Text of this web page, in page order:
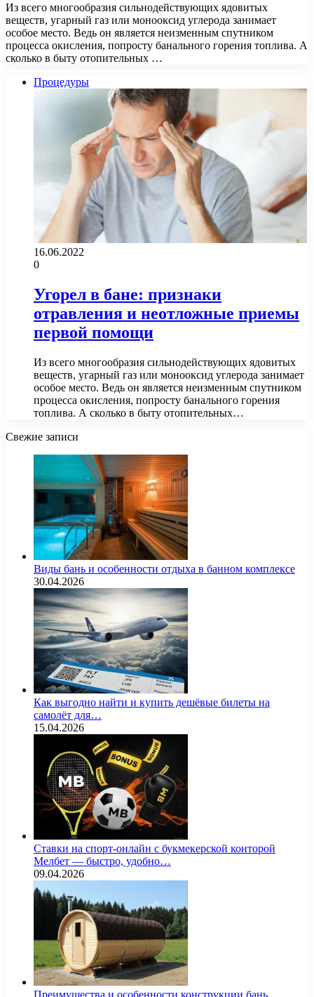
Из всего многообразия сильнодействующих ядовитых
веществ, угарный газ или монооксид углерода занимает
особое место. Ведь он является неизменным спутником
процесса окисления, попросту банального горения топлива. А
сколько в быту отопительных …
Процедуры
16.06.2022
0
Угорел в бане: признаки
отравления и неотложные приемы
первой помощи
Из всего многообразия сильнодействующих ядовитых
веществ, угарный газ или монооксид углерода занимает
особое место. Ведь он является неизменным спутником
процесса окисления, попросту банального горения
топлива. А сколько в быту отопительных…
Свежие записи
Виды бань и особенности отдыха в банном комплексе
30.04.2026
Как выгодно найти и купить дешёвые билеты на
самолёт для…
15.04.2026
Ставки на спорт-онлайн с букмекерской конторой
Мелбет — быстро, удобно…
09.04.2026
Преимущества и особенности конструкции бань